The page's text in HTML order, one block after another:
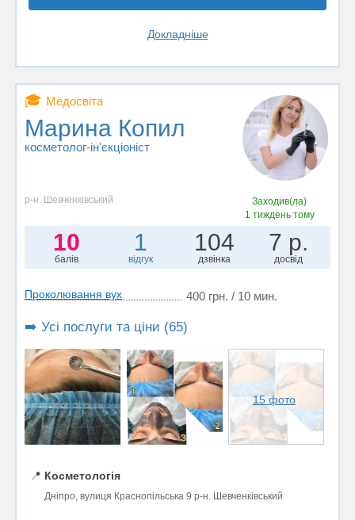
Докладніше
🎓 Медосвіта
Марина Копил
косметолог-ін'єкціоніст
р-н. Шевченківський
Заходив(ла)
1 тиждень тому
10
балів
1
відгук
104
дзвінка
7 р.
досвід
Проколювання вух 400 грн. / 10 мин.
➡️ Усі послуги та ціни (65)
15 фото
📍 Косметологія
Дніпро, вулиця Краснопільська 9 р-н. Шевченківський